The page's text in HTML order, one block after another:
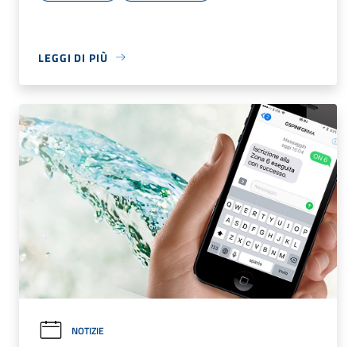
LEGGI DI PIÙ
NOTIZIE